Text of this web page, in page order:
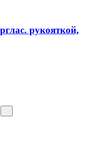
рукояткой,